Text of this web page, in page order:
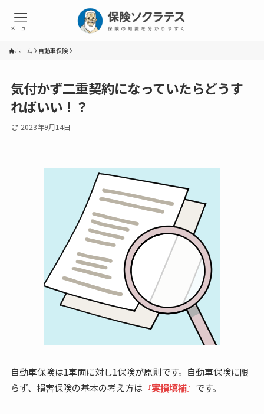
メニュー
ホーム 自動車保険
気付かず二重契約になっていたらどうす
ればいい！？
2023年9月14日
自動車保険は1車両に対し1保険が原則です。自動車保険に限
らず、損害保険の基本の考え方は 『実損填補』 です。